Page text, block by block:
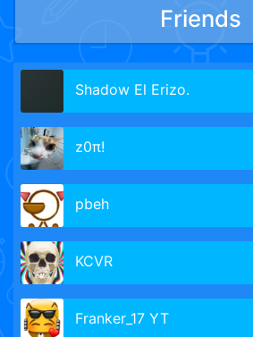
Friends
Shadow El Erizo.
z0π!
pbeh
KCVR
Franker_17 YT